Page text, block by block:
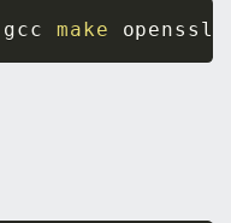
gcc make